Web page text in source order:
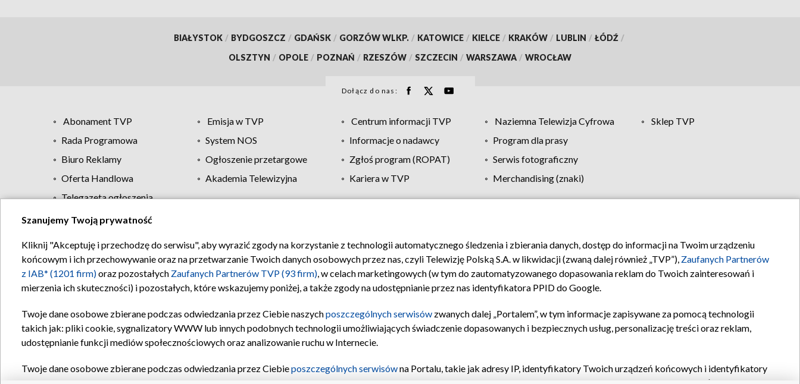
BIAŁYSTOK / BYDGOSZCZ / GDAŃSK / GORZÓW WLKP. / KATOWICE / KIELCE / KRAKÓW / LUBLIN / ŁÓDŹ /
OLSZTYN / OPOLE / POZNAŃ / RZESZÓW / SZCZECIN / WARSZAWA / WROCŁAW
Dołącz do nas:
Abonament TVP Emisja w TVP Centrum informacji TVP Naziemna Telewizja Cyfrowa
Sklep TVP
Rada Programowa
System NOS Informacje o nadawcy
Program dla prasy
Biuro Reklamy
Ogłoszenie przetargowe Zgłoś program (ROPAT)
Serwis fotograficzny
Oferta Handlowa
Akademia Telewizyjna Kariera w TVP
Merchandising (znaki)
Telegazeta ogłoszenia
Regulamin TVP Polityka prywatności Moje zgody Pomoc Biuro reklamy Kontakt
Szanujemy Twoją prywatność
Kliknij "Akceptuję i przechodzę do serwisu", aby wyrazić zgody na korzystanie z technologii automatycznego śledzenia i zbierania danych, dostęp do informacji na Twoim urządzeniu
końcowym i ich przechowywanie oraz na przetwarzanie Twoich danych osobowych przez nas, czyli Telewizję Polską S.A. w likwidacji (zwaną dalej również „TVP”), Zaufanych Partnerów
z IAB* (1201 firm)oraz pozostałych Zaufanych Partnerów TVP (93 firm), w celach marketingowych (w tym do zautomatyzowanego dopasowania reklam do Twoich zainteresowań i
mierzenia ich skuteczności) i pozostałych, które wskazujemy poniżej, a także zgody na udostępnianie przez nas identyfikatora PPID do Google.
Twoje dane osobowe zbierane podczas odwiedzania przez Ciebie naszychposzczególnych serwisów zwanych dalej „Portalem”, w tym informacje zapisywane za pomocą technologii
takich jak: pliki cookie, sygnalizatory WWW lub innych podobnych technologii umożliwiających świadczenie dopasowanych i bezpiecznych usług, personalizację treści oraz reklam,
udostępnianie funkcji mediów społecznościowych oraz analizowanie ruchu w Internecie.
Twoje dane osobowe zbierane podczas odwiedzania przez Ciebieposzczególnych serwisówna Portalu, takie jak adresy IP, identyfikatory Twoich urządzeń końcowych i identyfikatory